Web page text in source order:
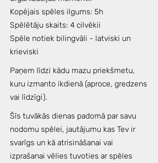
Kopējais spēles ilgums: 5h
Spēlētāju skaits: 4 cilvēkii
Spēle notiek bilingvāli - latviski un
krieviski
Paņem līdzi kādu mazu priekšmetu,
kuru izmanto ikdienā (aproce, gredzens
vai līdzīgi).
Šīs tuvākās dienas padomā par savu
nodomu spēlei, jautājumu kas Tev ir
svarīgs un kā atrisināšanai vai
izprašanai vēlies tuvoties ar spēles